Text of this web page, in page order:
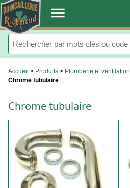
. menu
Accueil > Produits > Plomberie et ventilation
Chrome tubulaire
Chrome tubulaire